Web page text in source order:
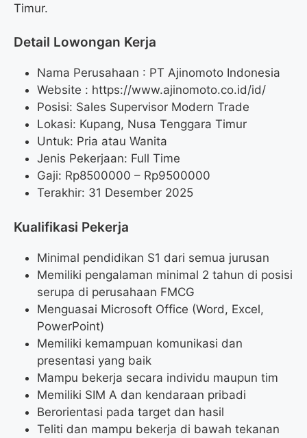
Timur.
Detail Lowongan Kerja
Nama Perusahaan : PT Ajinomoto Indonesia
Website : https://www.ajinomoto.co.id/id/
Posisi: Sales Supervisor Modern Trade
Lokasi: Kupang, Nusa Tenggara Timur
Untuk: Pria atau Wanita
Jenis Pekerjaan: Full Time
Gaji: Rp8500000 – Rp9500000
Terakhir: 31 Desember 2025
Kualifikasi Pekerja
Minimal pendidikan S1 dari semua jurusan
Memiliki pengalaman minimal 2 tahun di posisi
serupa di perusahaan FMCG
Menguasai Microsoft Office (Word, Excel,
PowerPoint)
Memiliki kemampuan komunikasi dan
presentasi yang baik
Mampu bekerja secara individu maupun tim
Memiliki SIM A dan kendaraan pribadi
Berorientasi pada target dan hasil
Teliti dan mampu bekerja di bawah tekanan